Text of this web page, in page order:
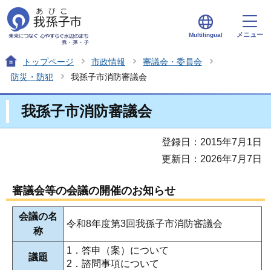
Multilingual メニュー
トップページ 市政情報
審議会・委員会
防災・防犯
我孫子市消防審議会
我孫子市消防審議会
登録日：2015年7月1日
更新日：2026年7月7日
審議会等の会議の開催のお知らせ
会議の名
称
令和8年度第3回我孫子市消防審議会
議題
1．答申（案）について
2．諮問事項について